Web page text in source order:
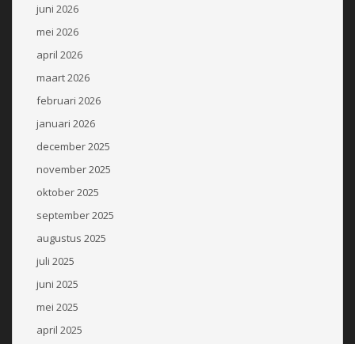
juni 2026
mei 2026
april 2026
maart 2026
februari 2026
januari 2026
december 2025
november 2025
oktober 2025
september 2025
augustus 2025
juli 2025
juni 2025
mei 2025
april 2025